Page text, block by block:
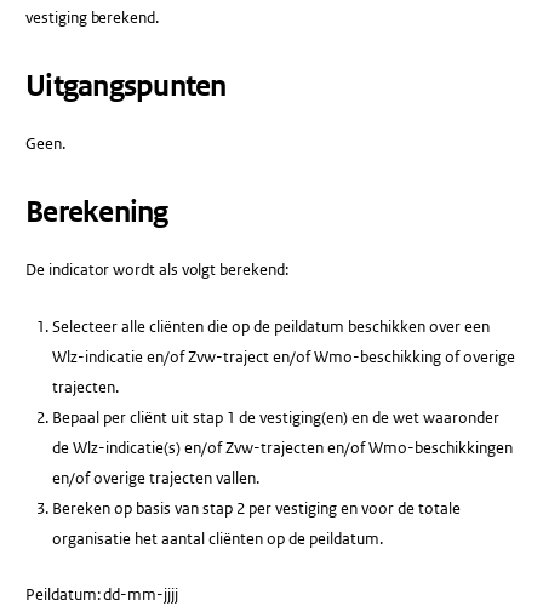
vestiging berekend.
Uitgangspunten
Geen.
Berekening
De indicator wordt als volgt berekend:
Selecteer alle cliënten die op de peildatum beschikken over een
Wlz-indicatie en/of Zvw-traject en/of Wmo-beschikking of overige
trajecten.
Bepaal per cliënt uit stap 1 de vestiging(en) en de wet waaronder
de Wlz-indicatie(s) en/of Zvw-trajecten en/of Wmo-beschikkingen
en/of overige trajecten vallen.
Bereken op basis van stap 2 per vestiging en voor de totale
organisatie het aantal cliënten op de peildatum.
Peildatum: dd-mm-jjjj